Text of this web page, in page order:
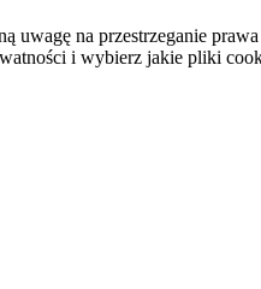
uwagę na przestrzeganie
i wybierz jakie pliki